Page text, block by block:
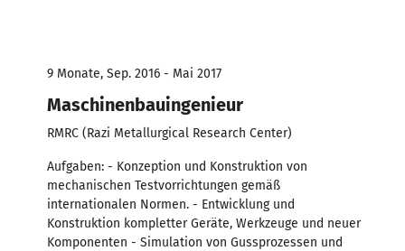
9 Monate, Sep. 2016 - Mai 2017
Maschinenbauingenieur
RMRC (Razi Metallurgical Research Center)
Aufgaben: - Konzeption und Konstruktion von
mechanischen Testvorrichtungen gemäß
internationalen Normen. - Entwicklung und
Konstruktion kompletter Geräte, Werkzeuge und neuer
Komponenten - Simulation von Gussprozessen und